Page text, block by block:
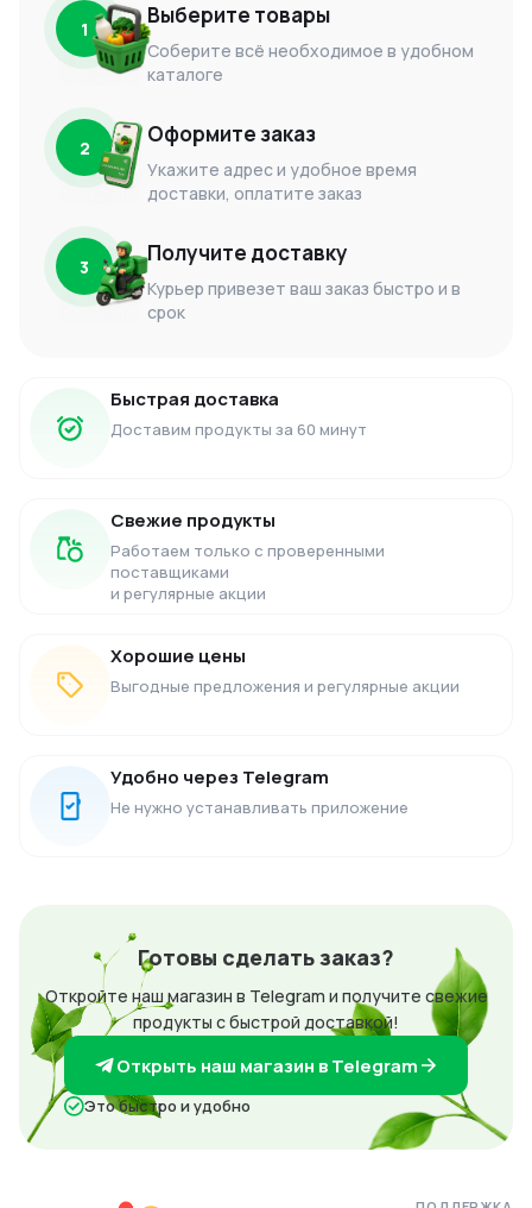
1 Выберите товары
Соберите всё необходимое в удобном
каталоге
2 Оформите заказ
Укажите адрес и удобное время
доставки, оплатите заказ
3 Получите доставку
Курьер привезет ваш заказ быстро и в
срок
Быстрая доставка
Доставим продукты за 60 минут
Свежие продукты
Работаем только с проверенными
поставщиками
и регулярные акции
Хорошие цены
Выгодные предложения и регулярные акции
Удобно через Telegram
Не нужно устанавливать приложение
Готовы сделать заказ?
Откройте наш магазин в Telegram и получите свежие
продукты с быстрой доставкой!
Открыть наш магазин в Telegram
Это быстро и удобно